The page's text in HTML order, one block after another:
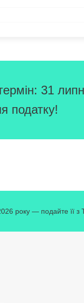
31
податку!
року — подайте її